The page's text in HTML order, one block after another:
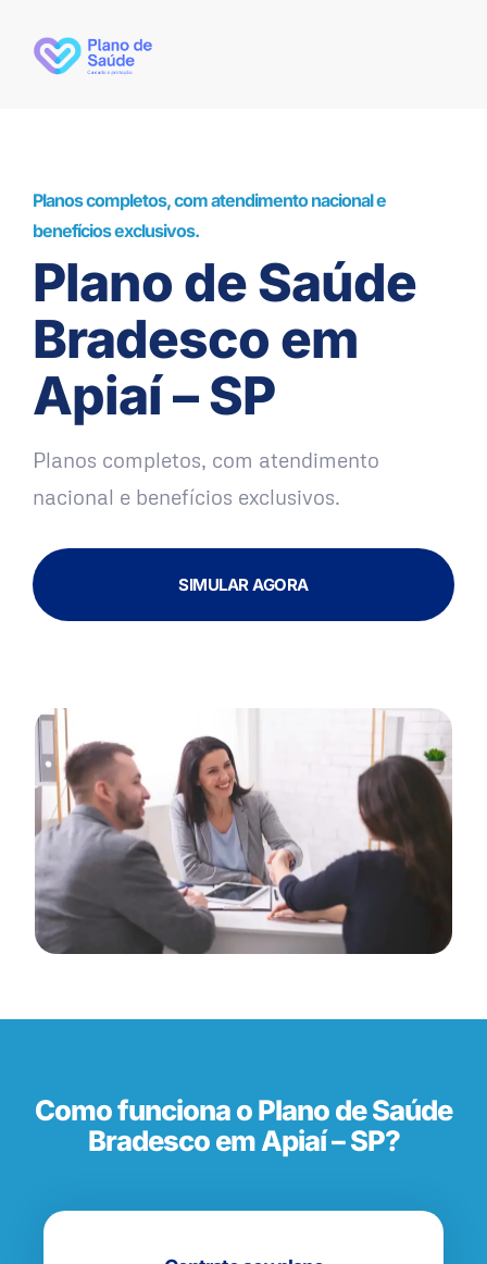
Planos completos, com atendimento nacional e
benefícios exclusivos.
Plano de Saúde
Bradesco em
Apiaí – SP
Planos completos, com atendimento
nacional e benefícios exclusivos.
SIMULAR AGORA
Como funciona o Plano de Saúde
Bradesco em Apiaí – SP?